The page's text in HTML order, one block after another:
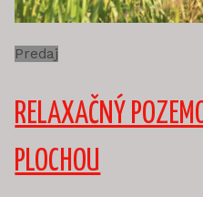
Predaj
RELAXAČNÝ
PLOCHOU